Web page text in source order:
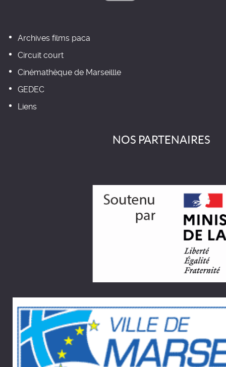
Archives films paca
Circuit court
Cinémathèque de Marseillle
GEDEC
Liens
NOS PARTENAIRES